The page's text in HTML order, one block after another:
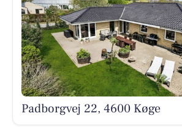
Padborgvej 22, 4600 Køge